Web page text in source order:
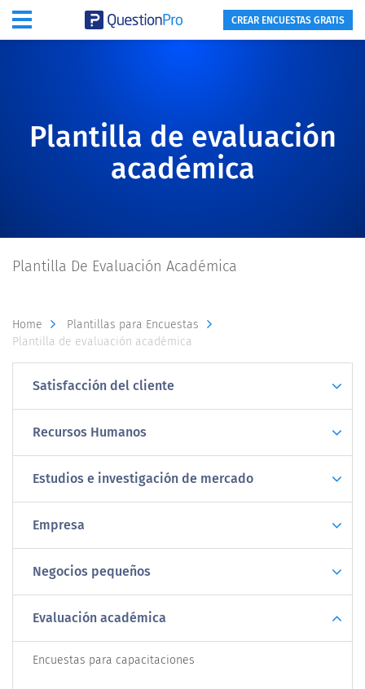
CREAR ENCUESTAS GRATIS
Plantilla de evaluación
académica
Plantilla De Evaluación Académica
Home
Plantillas para Encuestas
Plantilla de evaluación académica
Satisfacción del cliente
Recursos Humanos
Estudios e investigación de mercado
Empresa
Negocios pequeños
Evaluación académica
Encuestas para capacitaciones